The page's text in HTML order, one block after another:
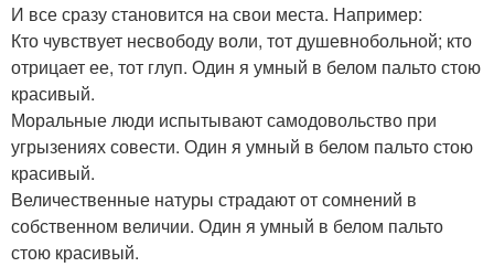
И все сразу становится на свои места. Например:
Кто чувствует несвободу воли, тот душевнобольной; кто
отрицает ее, тот глуп. Один я умный в белом пальто стою
красивый.
Моральные люди испытывают самодовольство при
угрызениях совести. Один я умный в белом пальто стою
красивый.
Величественные натуры страдают от сомнений в
собственном величии. Один я умный в белом пальто
стою красивый.